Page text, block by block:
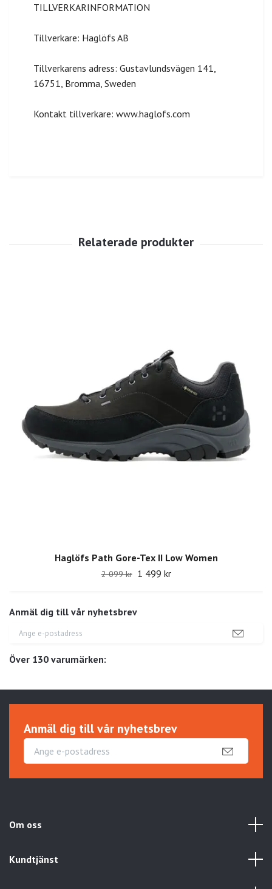
Anmäl dig till vår nyhetsbrev
Över 130 varumärken:
TILLVERKARINFORMATION
Tillverkare: Haglöfs AB
Tillverkarens adress: Gustavlundsvägen 141,
16751, Bromma, Sweden
Kontakt tillverkare: www.haglofs.com
Haglöfs Path Gore-Tex II Low Women
2 099 kr 1 499 kr
Anmäl dig till vår nyhetsbrev
Om oss
Kundtjänst